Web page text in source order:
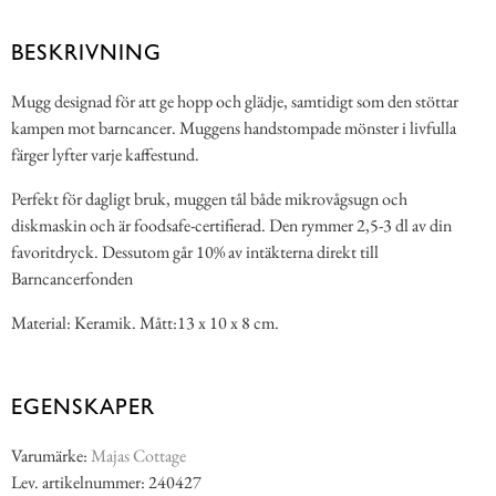
BESKRIVNING
Mugg designad för att ge hopp och glädje, samtidigt som den stöttar
kampen mot barncancer. Muggens handstompade mönster i livfulla
färger lyfter varje kaffestund.
Perfekt för dagligt bruk, muggen tål både mikrovågsugn och
diskmaskin och är foodsafe-certifierad. Den rymmer 2,5-3 dl av din
favoritdryck. Dessutom går 10% av intäkterna direkt till
Barncancerfonden
Material: Keramik. Mått:13 x 10 x 8 cm.
EGENSKAPER
Varumärke:Majas Cottage
Lev. artikelnummer: 240427